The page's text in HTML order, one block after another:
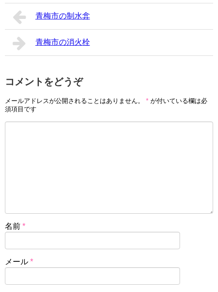
青梅市の制水弇
青梅市の消火栓
コメントをどうぞ
メールアドレスが公開されることはありません。 * が付いている欄は必
須項目です
名前 *
メール *